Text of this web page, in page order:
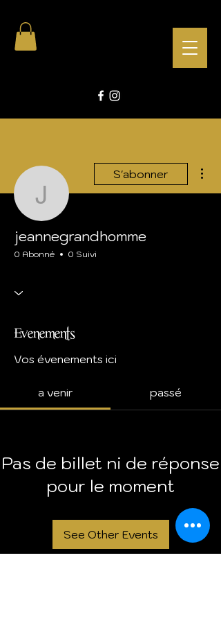
S'abonner
jeannegrandhomme
0 Abonné 0 Suivi
Evenements
Vos évenements ici
a venir passé
Pas de billet ni de réponse
pour le moment
See Other Events